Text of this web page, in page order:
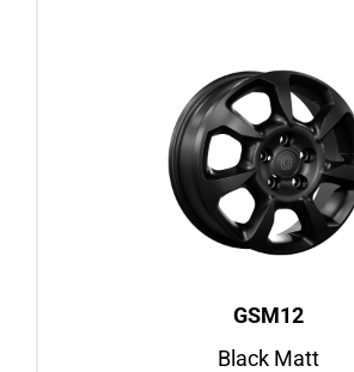
GSM12
Black Matt
GSM12
Black Matt
16″ / 18″
Fiat Ducato, ab BJ 2006
Iveco Daily, BJ 2000–2006
Felgenansicht